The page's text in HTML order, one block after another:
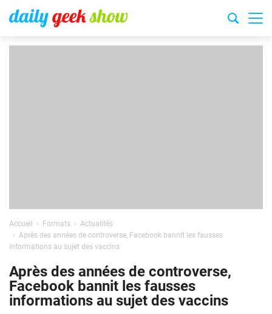
Accueil Formats
Actualités
Après des années de controverse, Facebook bannit les fausses
informations au sujet des vaccins
Après des années de controverse,
Facebook bannit les fausses
informations au sujet des vaccins